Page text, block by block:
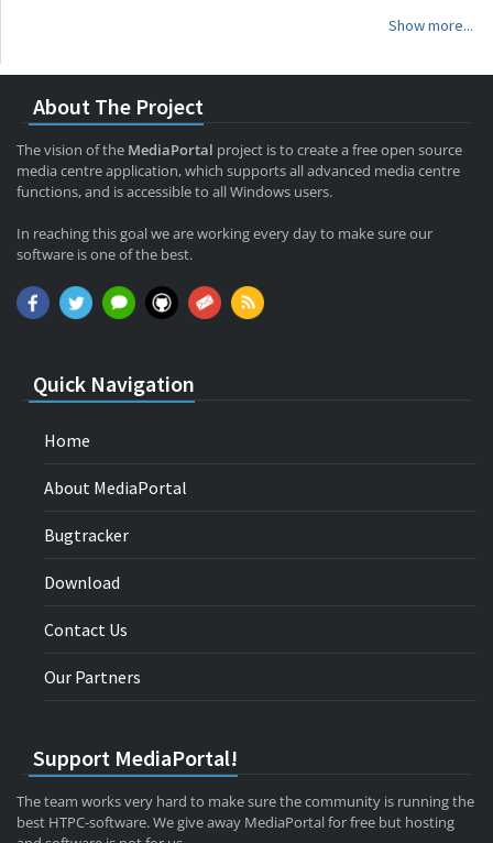
Show more...
About The Project
The vision of the MediaPortal project is to create a free open source
media centre application, which supports all advanced media centre
functions, and is accessible to all Windows users.
In reaching this goal we are working every day to make sure our
software is one of the best.
Quick Navigation
Home
About MediaPortal
Bugtracker
Download
Contact Us
Our Partners
Support MediaPortal!
The team works very hard to make sure the community is running the
best HTPC-software. We give away MediaPortal for free but hosting